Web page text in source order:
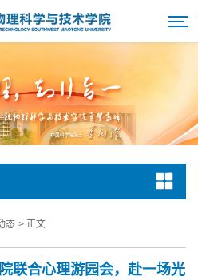
态 > 正文
联合心理游园会，赴一场光